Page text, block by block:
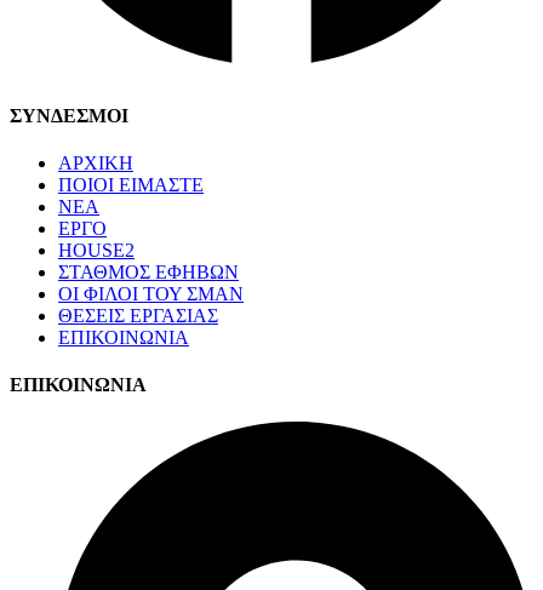
ΣΥΝΔΕΣΜΟΙ
ΑΡΧΙΚΗ
ΠΟΙΟΙ ΕΙΜΑΣΤΕ
ΝΕΑ
ΕΡΓΟ
HOUSE2
ΣΤΑΘΜΟΣ ΕΦΗΒΩΝ
ΟΙ ΦΙΛΟΙ ΤΟΥ ΣΜΑΝ
ΘΕΣΕΙΣ ΕΡΓΑΣΙΑΣ
ΕΠΙΚΟΙΝΩΝΙΑ
ΕΠΙΚΟΙΝΩΝΙΑ